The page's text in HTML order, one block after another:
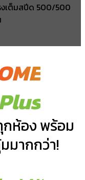
เต็มสปีด 500/500
กห้อง พร้อม
มากกว่า!